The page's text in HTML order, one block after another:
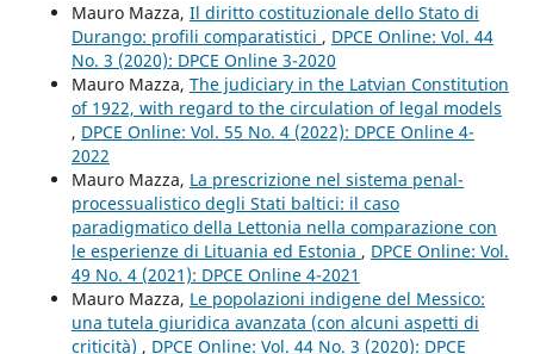
Mauro Mazza, Il diritto costituzionale dello Stato di
Durango: profili comparatistici , DPCE Online: Vol. 44
No. 3 (2020): DPCE Online 3-2020
Mauro Mazza, The judiciary in the Latvian Constitution
of 1922, with regard to the circulation of legal models
, DPCE Online: Vol. 55 No. 4 (2022): DPCE Online 4-
2022
Mauro Mazza, La prescrizione nel sistema penal-
processualistico degli Stati baltici: il caso
paradigmatico della Lettonia nella comparazione con
le esperienze di Lituania ed Estonia , DPCE Online: Vol.
49 No. 4 (2021): DPCE Online 4-2021
Mauro Mazza, Le popolazioni indigene del Messico:
una tutela giuridica avanzata (con alcuni aspetti di
criticità) , DPCE Online: Vol. 44 No. 3 (2020): DPCE